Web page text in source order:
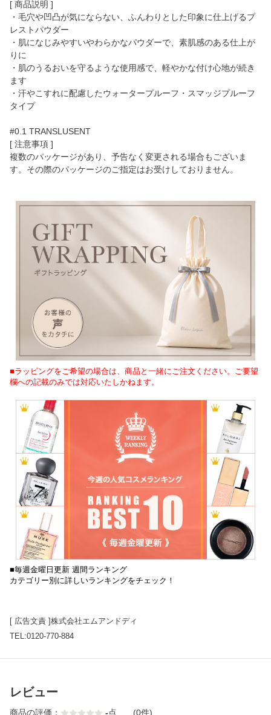
[ 商品説明 ]
・毛穴や凹凸が気にならない、ふんわりとした印象に仕上げるプ
レストパウダー
・肌になじみやすいやわらかなパウダーで、素肌感のある仕上が
りに
・肌のうるおいを守るような使用感で、軽やかな付け心地が続き
ます
・汗やこすれに配慮したウォータープルーフ・スマッジプルーフ
タイプ
#0.1 TRANSLUSENT
[ 注意事項 ]
複数のパッケージがあり、予告なく変更される場合もございま
す。その際のパッケージのご指定はお受けしておりません。
■ラッピングをご希望の場合は、商品と一緒にご注文ください。ご要望
欄への記載のみでは対応いたしかねます。
■毎週金曜日更新 週間ランキング
カテゴリー別に詳しいランキングをチェック！
[ 広告文責 ]株式会社エムアンドディ
TEL:0120-770-884
レビュー
商品の評価： -点 (0件)